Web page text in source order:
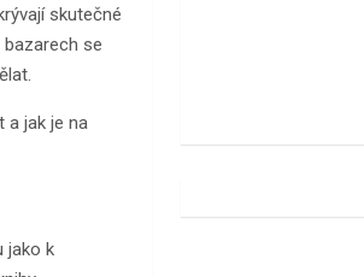
skutečné
se
a jak je na
jako k